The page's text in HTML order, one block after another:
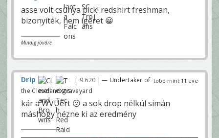
asse volt csúnya pick! redshirt freshman,
bizonyíték, nem ígéret 😀
Mindig jövőre
több mint 11 éve
Drip 9 620
— Undertaker of
the Cleveland graveyard
kár a WVUért 😕 a sok drop nélkül simán
máshogy nézne ki az eredmény